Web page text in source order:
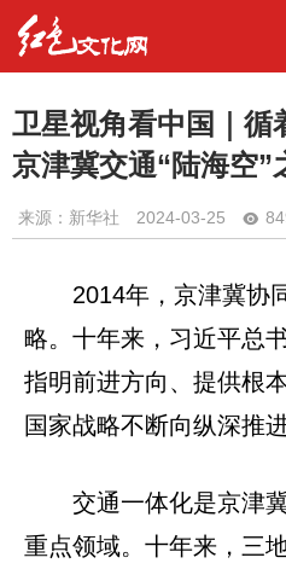
卫星视角看中国｜循
京津冀交通“陆海空”
来源：新华社 2024-03-25
2014年，京津冀协
略。十年来，习近平总
指明前进方向、提供根
国家战略不断向纵深推进
交通一体化是京津
重点领域。十年来，三